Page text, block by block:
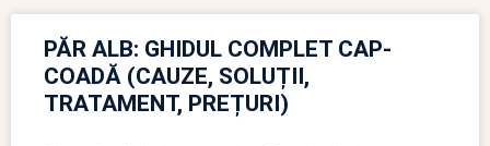
PĂR ALB: GHIDUL COMPLET CAP-
COADĂ (CAUZE, SOLUȚII,
TRATAMENT, PREȚURI)